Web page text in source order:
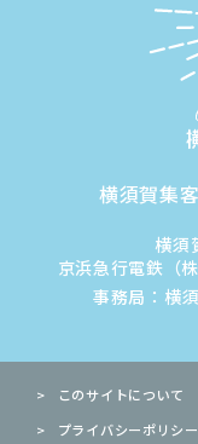
横須賀集
横須
京浜急行電鉄（
事務局：横
このサイトについて
プライバシーポリシー